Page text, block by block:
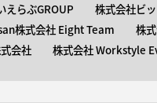
えらぶGROUP 株式会社ビ
株式会社 Eight Team 株
会社 株式会社 Workstyle